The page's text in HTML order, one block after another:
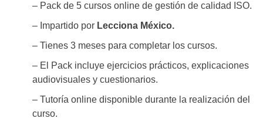
– Pack de 5 cursos online de gestión de calidad ISO.
– Impartido por Lecciona México.
– Tienes 3 meses para completar los cursos.
– El Pack incluye ejercicios prácticos, explicaciones
audiovisuales y cuestionarios.
– Tutoría online disponible durante la realización del
curso.